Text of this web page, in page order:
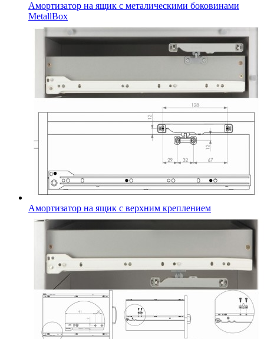
Амортизатор на ящик с металическими боковинами
MetallBox
Амортизатор на ящик с верхним креплением